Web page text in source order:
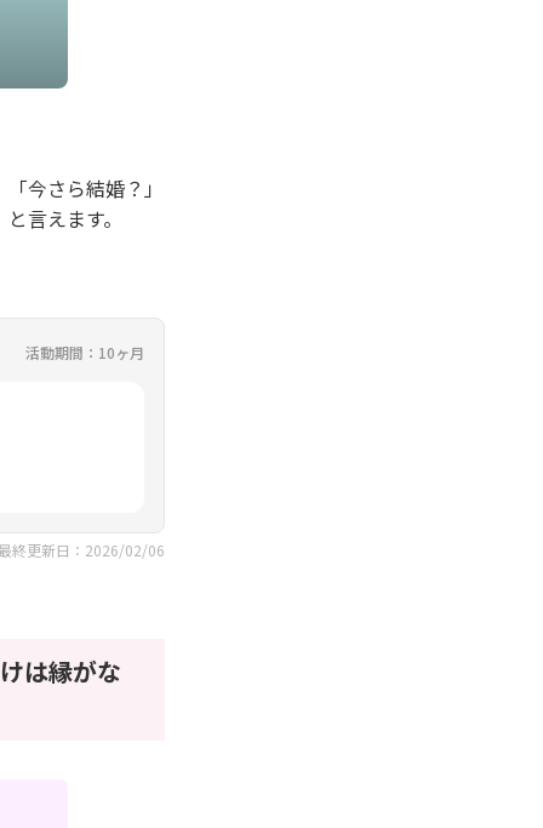
今さら結婚？」
言えます。
活動期間：10ヶ月
最終更新日：2026/02/06
は縁がな